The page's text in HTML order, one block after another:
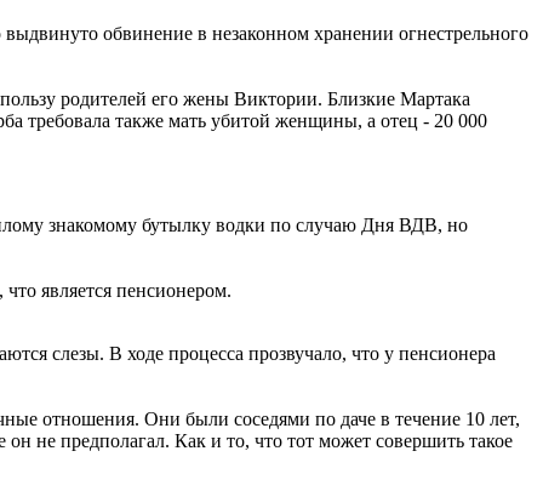
обвинение в незаконном хранении огнестрельного
родителей его жены Виктории. Близкие Мартака
требовала также мать убитой женщины, а отец - 20 000
знакомому бутылку водки по случаю Дня ВДВ, но
является пенсионером.
слезы. В ходе процесса прозвучало, что у пенсионера
отношения. Они были соседями по даче в течение 10 лет,
не предполагал. Как и то, что тот может совершить такое